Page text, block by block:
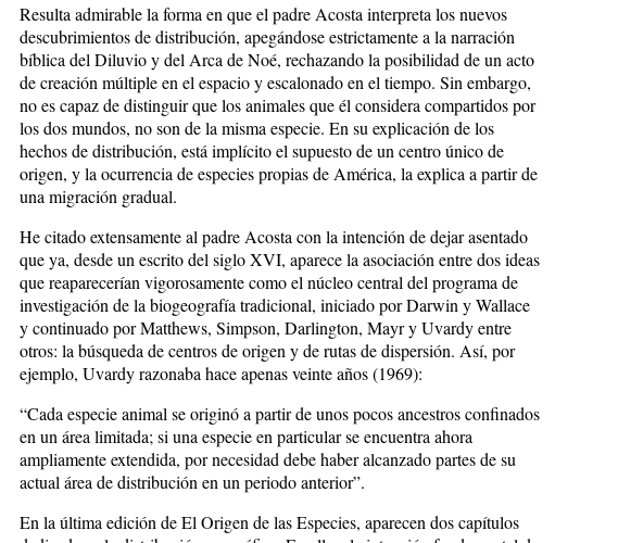
Resulta admirable la forma en que el padre Acosta interpreta los nuevos
descubrimientos de distribución, apegándose estrictamente a la narración
bíblica del Diluvio y del Arca de Noé, rechazando la posibilidad de un acto
de creación múltiple en el espacio y escalonado en el tiempo. Sin embargo,
no es capaz de distinguir que los animales que él considera compartidos por
los dos mundos, no son de la misma especie. En su explicación de los
hechos de distribución, está implícito el supuesto de un centro único de
origen, y la ocurrencia de especies propias de América, la explica a partir de
una migración gradual.
He citado extensamente al padre Acosta con la intención de dejar asentado
que ya, desde un escrito del siglo XVI, aparece la asociación entre dos ideas
que reaparecerían vigorosamente como el núcleo central del programa de
investigación de la biogeografía tradicional, iniciado por Darwin y Wallace
y continuado por Matthews, Simpson, Darlington, Mayr y Uvardy entre
otros: la búsqueda de centros de origen y de rutas de dispersión. Así, por
ejemplo, Uvardy razonaba hace apenas veinte años (1969):
“Cada especie animal se originó a partir de unos pocos ancestros confinados
en un área limitada; si una especie en particular se encuentra ahora
ampliamente extendida, por necesidad debe haber alcanzado partes de su
actual área de distribución en un periodo anterior”.
En la última edición de El Origen de las Especies, aparecen dos capítulos